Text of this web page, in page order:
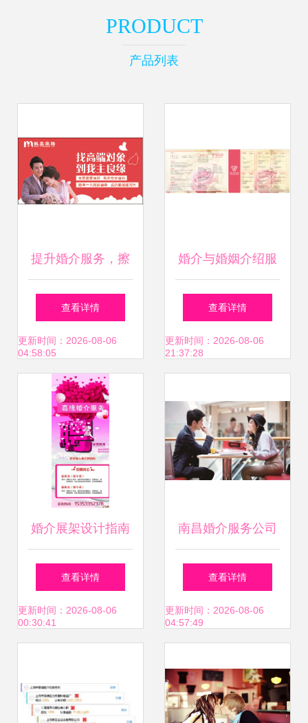
PRODUCT
产品列表
提升婚介服务，擦
亮幸福底色——我
主良缘在杭州的领
先之路
查看详情
更新时间：2026-08-06
04:58:05
婚介与婚姻介绍服
务 现状、思考与选
择建议
查看详情
更新时间：2026-08-06
21:37:28
婚介展架设计指南
免费资源与灵感全
集
查看详情
更新时间：2026-08-06
00:30:41
南昌婚介服务公司
之挽回女朋友的误
区 婚姻介绍服务
查看详情
更新时间：2026-08-06
04:57:49